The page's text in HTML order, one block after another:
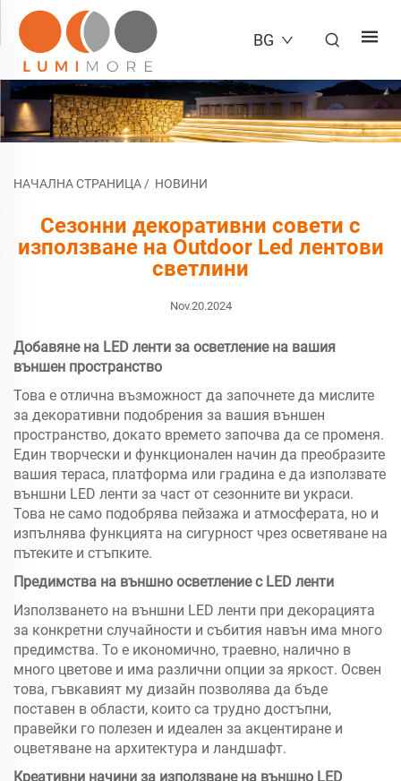
BG
НАЧАЛНА СТРАНИЦА / НОВИНИ
Сезонни декоративни совети с
използване на Outdoor Led лентови
светлини
Nov.20.2024
Добавяне на LED ленти за осветление на вашия
външен пространство
Това е отлична възможност да започнете да мислите
за декоративни подобрения за вашия външен
пространство, докато времето започва да се променя.
Един творчески и функционален начин да преобразите
вашия тераса, платформа или градина е да използвате
външни LED ленти за част от сезонните ви украси.
Това не само подобрява пейзажа и атмосферата, но и
изпълнява функцията на сигурност чрез осветяване на
пътеките и стъпките.
Предимства на външно осветление с LED ленти
Използването на външни LED ленти при декорацията
за конкретни случайности и събития навън има много
предимства. То е икономично, траевно, налично в
много цветове и има различни опции за яркост. Освен
това, гъвкавият му дизайн позволява да бъде
поставен в области, които са трудно достъпни,
правейки го полезен и идеален за акцентиране и
оцветяване на архитектура и ландшафт.
Креативни начини за използване на външно LED